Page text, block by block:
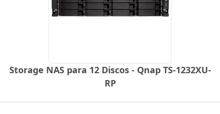
Storage NAS para 12 Discos - Qnap TS-1232XU-
RP